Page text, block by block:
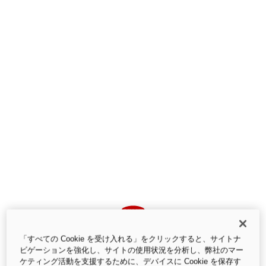
「すべての Cookie を受け入れる」をクリックすると、サイトナ
ビゲーションを強化し、サイトの使用状況を分析し、弊社のマー
ケティング活動を支援するために、デバイスに Cookie を保存す